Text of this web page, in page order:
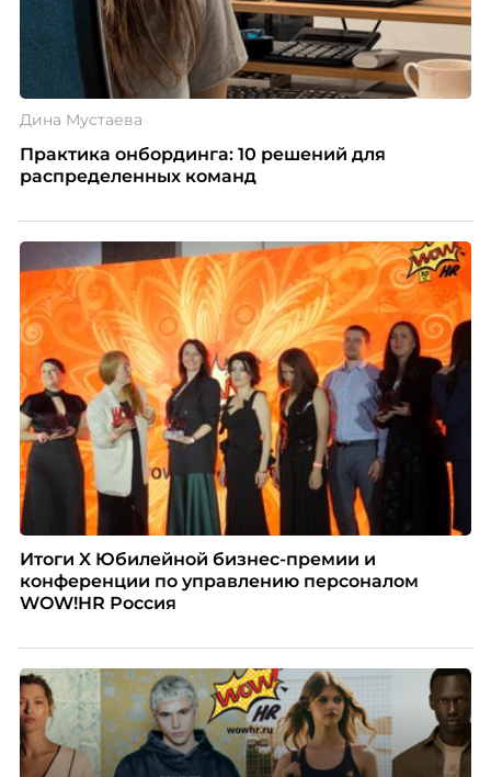
Дина Мустаева
Практика онбординга: 10 решений для
распределенных команд
Итоги X Юбилейной бизнес-премии и
конференции по управлению персоналом
WOW!HR Россия